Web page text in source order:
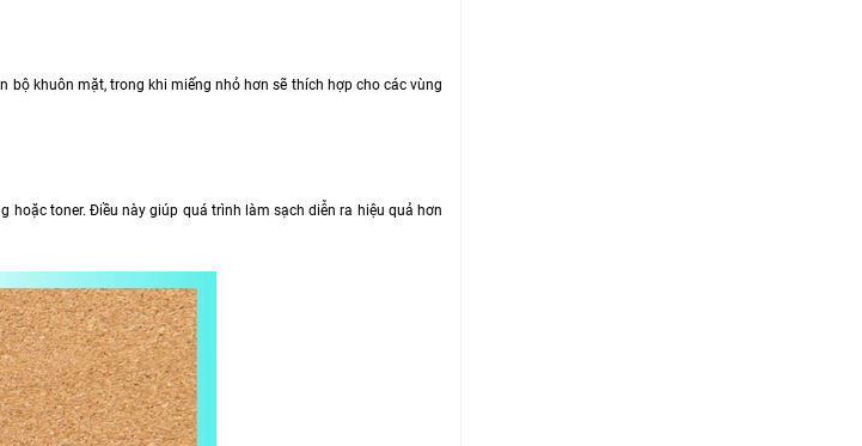
khuôn mặt, trong khi miếng nhỏ hơn sẽ thích hợp cho các vùng
toner. Điều này giúp quá trình làm sạch diễn ra hiệu quả hơn